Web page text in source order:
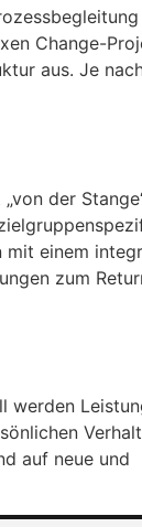
Change-
aus. Je
der
mit einem
zum
werden
auf neue und